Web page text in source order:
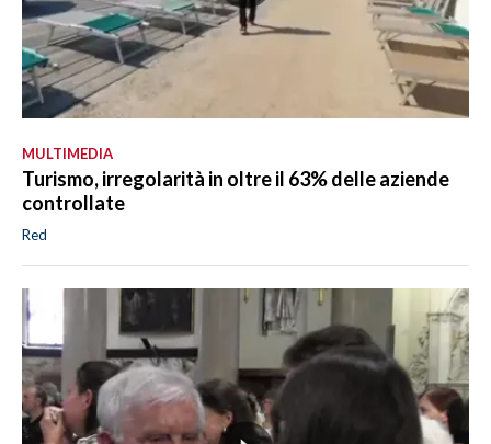
MULTIMEDIA
Turismo, irregolarità in oltre il 63% delle aziende
controllate
Red